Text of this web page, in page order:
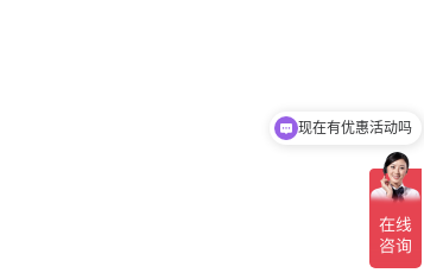
可以介绍下你们的产品么